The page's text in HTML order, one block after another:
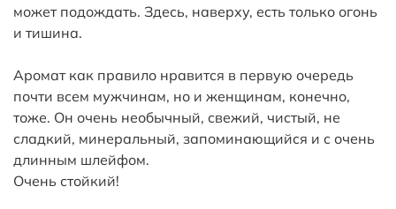
может подождать. Здесь, наверху, есть только огонь
и тишина.
Аромат как правило нравится в первую очередь
почти всем мужчинам, но и женщинам, конечно,
тоже. Он очень необычный, свежий, чистый, не
сладкий, минеральный, запоминающийся и с очень
длинным шлейфом.
Очень стойкий!